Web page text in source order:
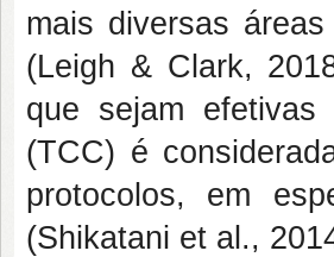
mais diversas
(Leigh & Clark,
que sejam efetivas
(TCC) é
protocolos, em
(Shikatani et al.,